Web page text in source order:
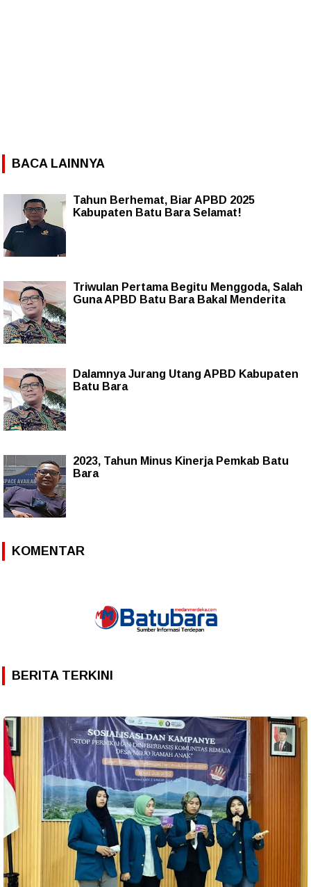
BACA LAINNYA
Tahun Berhemat, Biar APBD 2025
Kabupaten Batu Bara Selamat!
Triwulan Pertama Begitu Menggoda, Salah
Guna APBD Batu Bara Bakal Menderita
Dalamnya Jurang Utang APBD Kabupaten
Batu Bara
2023, Tahun Minus Kinerja Pemkab Batu
Bara
KOMENTAR
BERITA TERKINI